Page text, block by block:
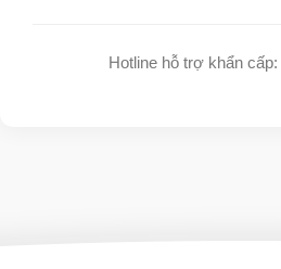
Hotline hỗ trợ khẩn cấp: